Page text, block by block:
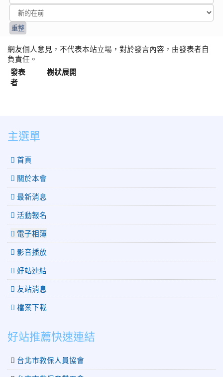
網友個人意見，不代表本站立場，對於發言內容，由發表者自
負責任。
發表
者
樹狀展開
主選單
 首頁
關於本會
最新消息
活動報名
電子相簿
影音播放
好站連結
友站消息
檔案下載
好站推薦快速連結
台北市教保人員協會